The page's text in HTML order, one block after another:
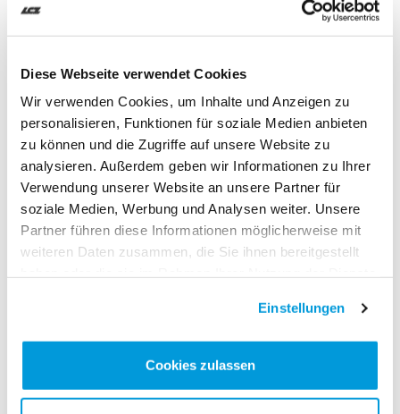
Diese Webseite verwendet Cookies
Wir verwenden Cookies, um Inhalte und Anzeigen zu
personalisieren, Funktionen für soziale Medien anbieten
zu können und die Zugriffe auf unsere Website zu
analysieren. Außerdem geben wir Informationen zu Ihrer
Verwendung unserer Website an unsere Partner für
soziale Medien, Werbung und Analysen weiter. Unsere
Partner führen diese Informationen möglicherweise mit
weiteren Daten zusammen, die Sie ihnen bereitgestellt
Einstellungen
Cookies zulassen
(SwA/MAS)
Ähnliche Artikel